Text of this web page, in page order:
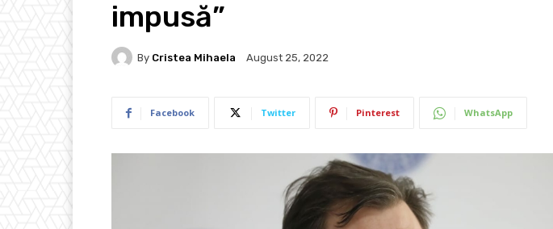
impusă”
By Cristea Mihaela August 25, 2022
Facebook Twitter Pinterest WhatsApp